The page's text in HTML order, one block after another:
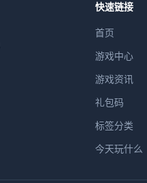
快速链接
首页
游戏中心
游戏资讯
礼包码
标签分类
今天玩什么